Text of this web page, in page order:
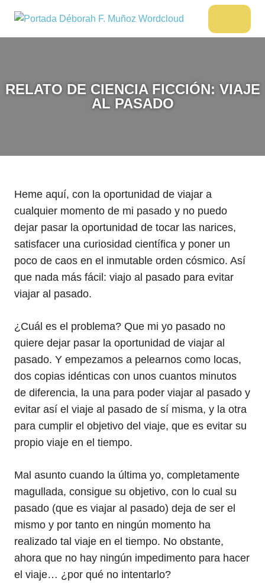
contenido
DÉBORAH
viajes
y
RELATO DE CIENCIA FICCIÓN: VIAJE
AL PASADO
Heme aquí, con la oportunidad de viajar a
cualquier momento de mi pasado y no puedo
dejar pasar la oportunidad de tocar las narices,
satisfacer una curiosidad científica y poner un
poco de caos en el inmutable orden cósmico. Así
que nada más fácil: viajo al pasado para evitar
viajar al pasado.
¿Cuál es el problema? Que mi yo pasado no
quiere dejar pasar la oportunidad de viajar al
pasado. Y empezamos a pelearnos como locas,
dos copias idénticas con unos cuantos minutos
de diferencia, la una para poder viajar al pasado y
evitar así el viaje al pasado de sí misma, y la otra
para cumplir el objetivo del viaje, que es evitar su
propio viaje en el tiempo.
Mal asunto cuando la última yo, completamente
magullada, consigue su objetivo, con lo cual su
pasado (que es viajar al pasado) deja de ser el
mismo y por tanto en ningún momento ha
realizado tal viaje en el tiempo. No obstante,
ahora que no hay ningún impedimento para hacer
el viaje… ¿por qué no intentarlo?